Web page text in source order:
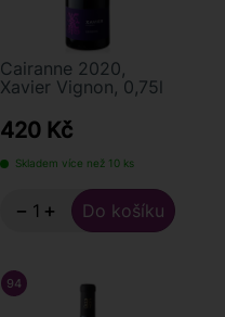
Cairanne 2020,
Xavier Vignon, 0,75l
420 Kč
Skladem více než 10 ks
− +
94 ROBERT PARKER